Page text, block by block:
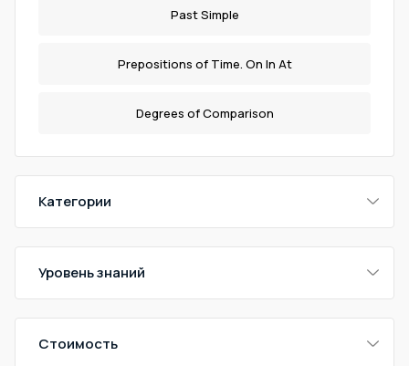
Past Simple
Prepositions of Time. On In At
Degrees of Comparison
Категории
Уровень знаний
Стоимость